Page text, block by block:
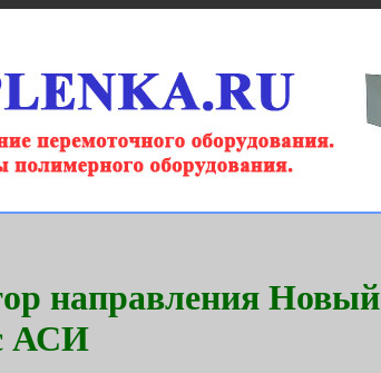
направления Новый
АСИ